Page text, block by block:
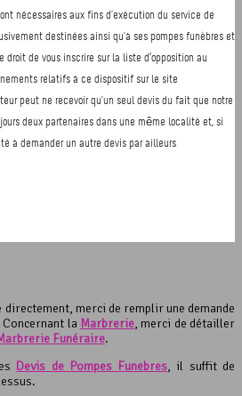
directement, merci de remplir une demande
Concernant la Marbrerie, merci de détailler
Funéraire.
Devis de Pompes Funèbres, il suffit de